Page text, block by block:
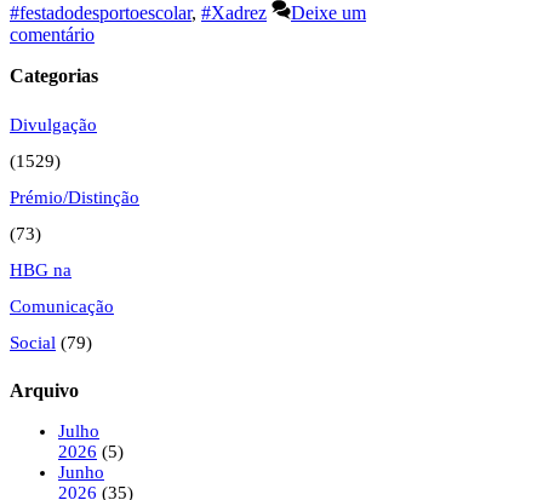
#festadodesportoescolar, #Xadrez
Deixe um
comentário
Categorias
Divulgação
(1529)
Prémio/Distinção
(73)
HBG na
Comunicação
Social (79)
Arquivo
Julho
2026 (5)
Junho
2026 (35)